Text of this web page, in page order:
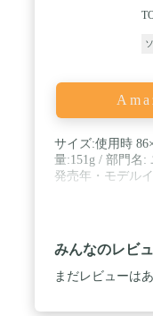
サイズ:使用時
量:151g / 部門名:
発売年・モデル
みんなのレビ
まだレビューは